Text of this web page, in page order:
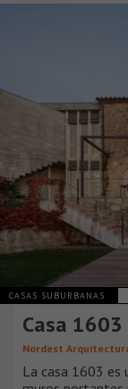
CASAS SUBURBANAS
Casa 1603
Nordest
La casa 1603 es